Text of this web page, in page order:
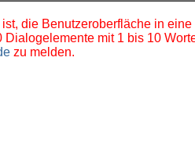
die Benutzeroberfläche in
Dialogelemente mit 1 bis 10
zu melden.